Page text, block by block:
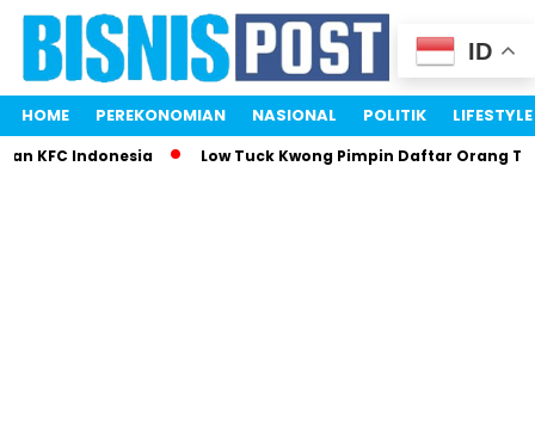
HOME PEREKONOMIAN NASIONAL POLITIK LIFESTYLE
KFC Indonesia Low Tuck Kwong Pimpin Daftar Orang
ID